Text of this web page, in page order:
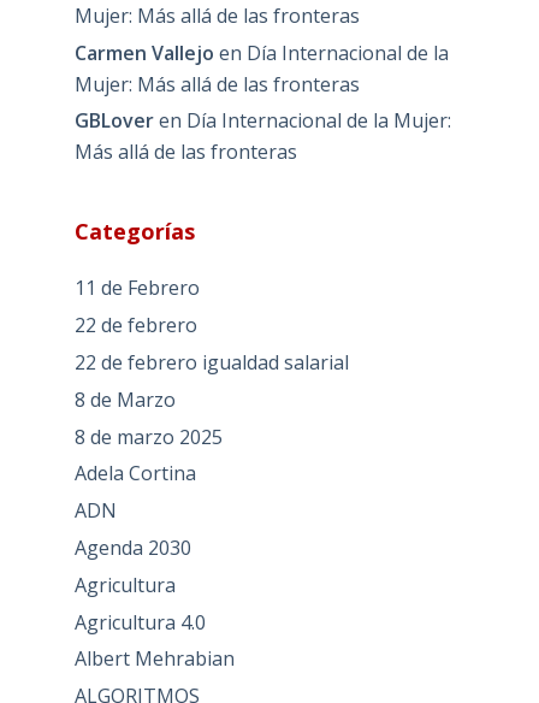
Mujer: Más allá de las fronteras
Carmen Vallejo en Día Internacional de la
Mujer: Más allá de las fronteras
GBLoveren Día Internacional de la Mujer:
Más allá de las fronteras
Categorías
11 de Febrero
22 de febrero
22 de febrero igualdad salarial
8 de Marzo
8 de marzo 2025
Adela Cortina
ADN
Agenda 2030
Agricultura
Agricultura 4.0
Albert Mehrabian
ALGORITMOS